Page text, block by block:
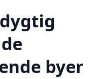
byer